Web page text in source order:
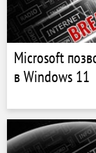
Microsoft
в Windows 11